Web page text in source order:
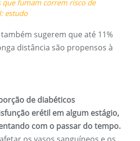
que fumam correm risco de
estudo
sugerem que até 11%
distância são propensos à
de diabéticos
erétil em algum estágio,
com o passar do tempo.